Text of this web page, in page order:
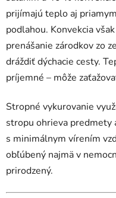
prijímajú teplo aj
podlahou. Konvekcia
prenášanie zárodkov zo
dráždiť dýchacie cesty.
príjemné – môže
Stropné vykurovanie
stropu ohrieva
s minimálnym vírením
obľúbený najmä v
prirodzený.